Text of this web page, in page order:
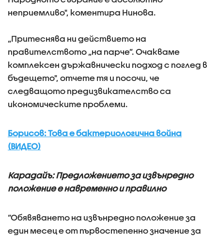
неприемливо", коментира Нинова.
„Притеснява ни действието на
правителството „на парче”. Очакваме
комплексен държавнически подход с поглед в
бъдещето", отчете тя и посочи, че
следващото предизвикателство са
икономическите проблеми.
Борисов: Това е бактериологична война
(ВИДЕО)
Карадайъ: Предложението за извънредно
положение е навременно и правилно
“Обявяването на извънредно положение за
един месец е от първостепенно значение за